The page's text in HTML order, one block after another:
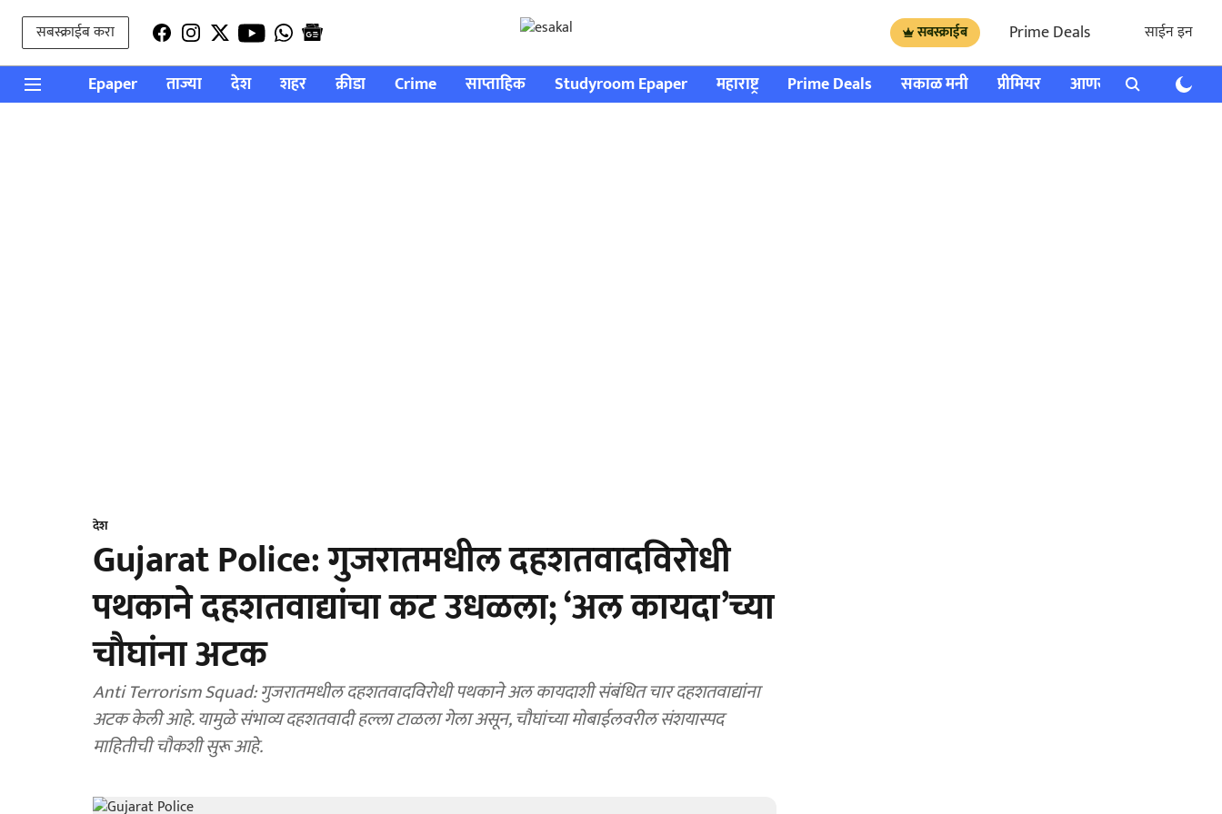
सबस्क्राईब करा सबस्क्राईब Prime Deals साईन इन
Epaper ताज्या देश शहर क्रीडा Crime साप्ताहिक Studyroom Epaper महाराष्ट्र Prime Deals सकाळ मनी प्रीमियर आणखी राशी भविष्य
देश
Gujarat Police: गुजरातमधील दहशतवादविरोधी
पथकाने दहशतवाद्यांचा कट उधळला; ‘अल कायदा’च्या
चौघांना अटक
Anti Terrorism Squad: गुजरातमधील दहशतवादविरोधी पथकाने अल कायदाशी संबंधित चार दहशतवाद्यांना
अटक केली आहे. यामुळे संभाव्य दहशतवादी हल्ला टाळला गेला असून, चौघांच्या मोबाईलवरील संशयास्पद
माहितीची चौकशी सुरू आहे.